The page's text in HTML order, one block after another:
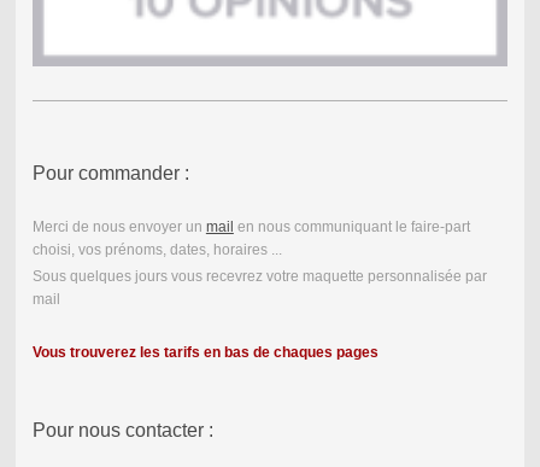
Pour commander :
Merci de nous envoyer un mail en nous communiquant le faire-part
choisi, vos prénoms, dates, horaires ...
Sous quelques jours vous recevrez votre maquette personnalisée par
mail
Vous trouverez les tarifs en bas de chaques pages
Pour nous contacter :